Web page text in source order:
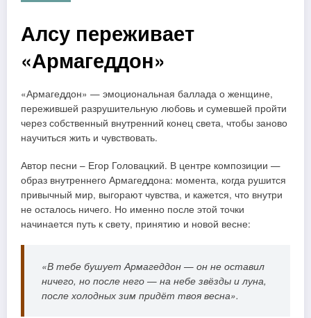
Алсу переживает
«Армагеддон»
«Армагеддон» — эмоциональная баллада о женщине,
пережившей разрушительную любовь и сумевшей пройти
через собственный внутренний конец света, чтобы заново
научиться жить и чувствовать.
Автор песни – Егор Головацкий. В центре композиции —
образ внутреннего Армагеддона: момента, когда рушится
привычный мир, выгорают чувства, и кажется, что внутри
не осталось ничего. Но именно после этой точки
начинается путь к свету, принятию и новой весне:
«В тебе бушует Армагеддон — он не оставил
ничего, но после него — на небе звёзды и луна,
после холодных зим придёт твоя весна».